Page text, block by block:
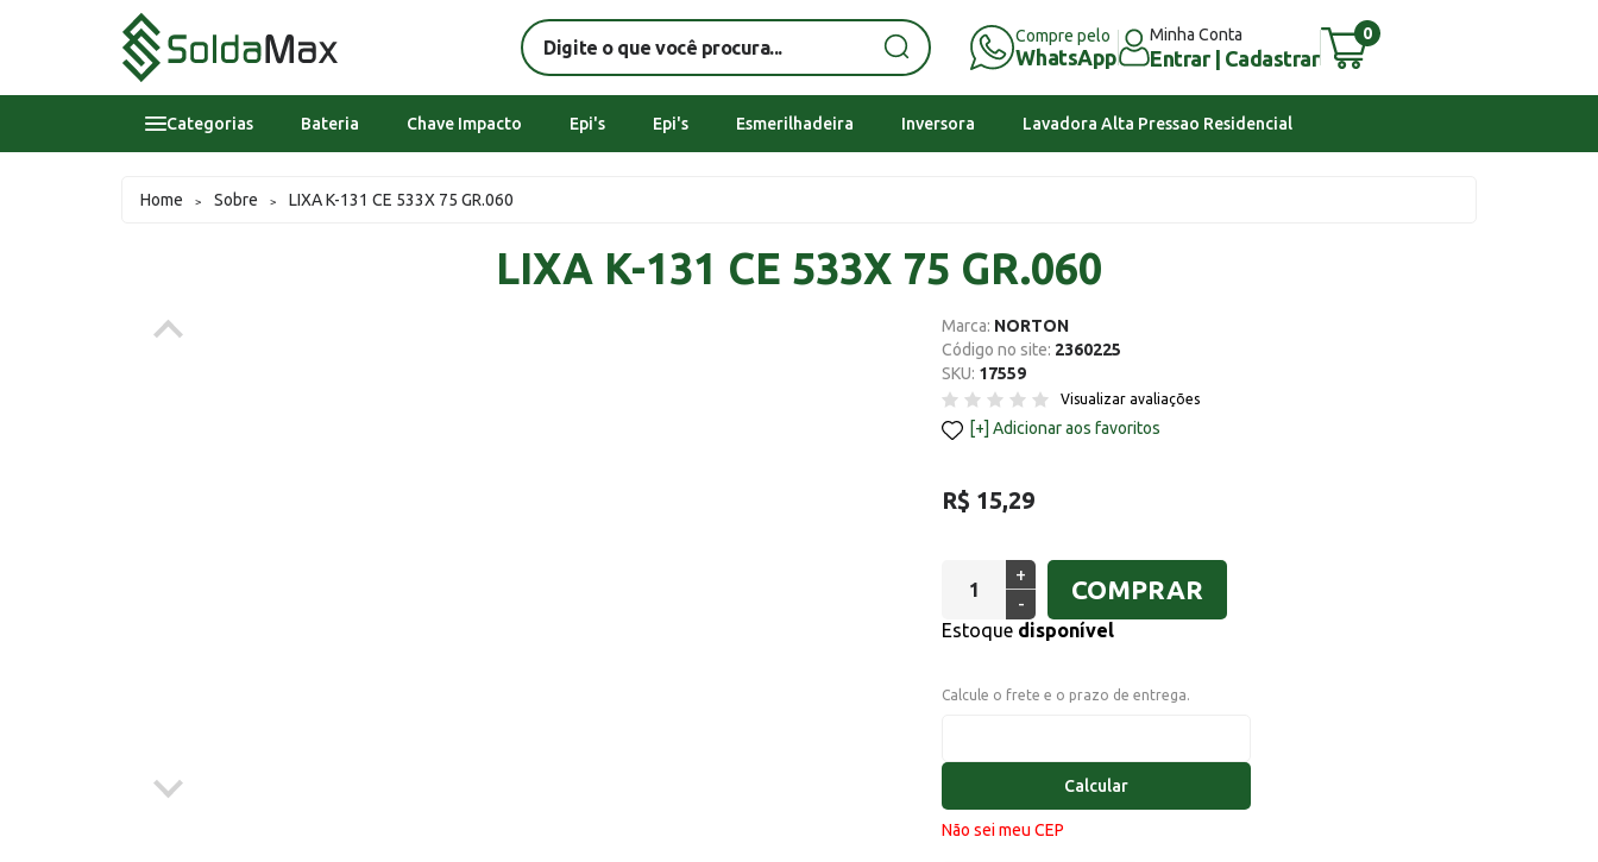
Compre pelo
WhatsApp
Minha Conta
Entrar | Cadastrar
0
Categorias
Epi's
Ferramentas Manuais
Bateria Chave Impacto Epi's Epi's Esmerilhadeira Inversora Lavadora Alta Pressao Residencial
Home > Sobre > LIXA K-131 CE 533X 75 GR.060
LIXA K-131 CE 533X 75 GR.060
Marca: NORTON
Código no site: 2360225
SKU: 17559
Visualizar avaliações
Adicionar aos favoritos
R$ 15,29
+
-
COMPRAR
Estoque disponível
Calcule o frete e o prazo de entrega.
Calcular
Não sei meu CEP